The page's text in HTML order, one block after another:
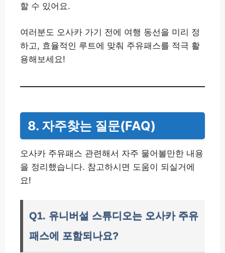
할 수 있어요.
여러분도 오사카 가기 전에 여행 동선을 미리 정
하고, 효율적인 루트에 맞춰 주유패스를 적극 활
용해보세요!
8. 자주찾는 질문(FAQ)
오사카 주유패스 관련해서 자주 물어볼만한 내용
을 정리했습니다. 참고하시면 도움이 되실거에
요!
Q1. 유니버설 스튜디오는 오사카 주유
패스에 포함되나요?